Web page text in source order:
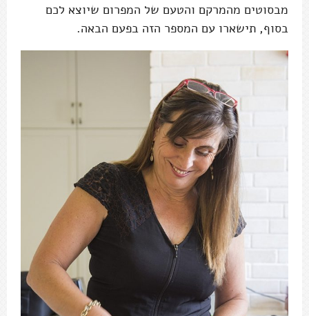
מבסוטים מהמרקם והטעם של המפרום שיוצא לכם
בסוף, תישארו עם המספר הזה בפעם הבאה.